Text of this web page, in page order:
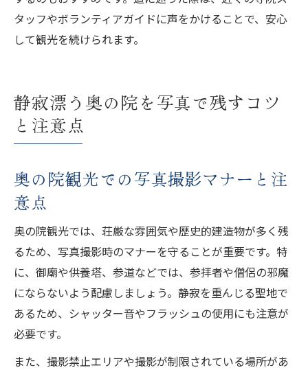
タッフやボランティアガイドに声をかけることで、安心
して観光を続けられます。
静寂漂う奥の院を写真で残すコツ
と注意点
奥の院観光での写真撮影マナーと注
意点
奥の院観光では、荘厳な雰囲気や歴史的建造物が多く残
るため、写真撮影時のマナーを守ることが重要です。特
に、御廟や供養塔、参道などでは、参拝者や僧侶の邪魔
にならないよう配慮しましょう。静寂を重んじる聖地で
あるため、シャッター音やフラッシュの使用にも注意が
必要です。
また、撮影禁止エリアや撮影が制限されている場所があ